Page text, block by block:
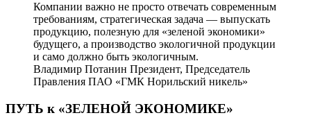
Компании важно не просто отвечать современным
требованиям, стратегическая задача — выпускать
продукцию, полезную для «зеленой экономики»
будущего, а производство экологичной продукции
и само должно быть экологичным.
Владимир Потанин Президент, Председатель
Правления ПАО «ГМК Норильский никель»
ПУТЬ к «ЗЕЛЕНОЙ ЭКОНОМИКЕ»